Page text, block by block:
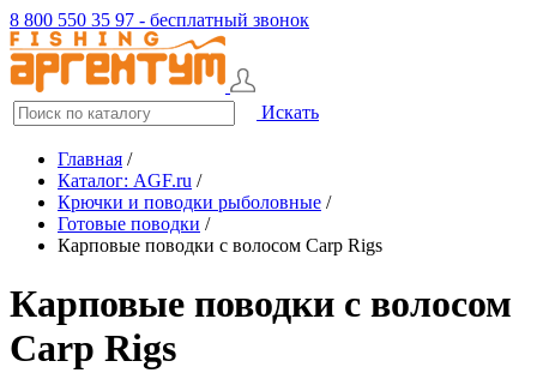
8 800 550 35 97 - бесплатный звонок
Искать
Главная /
Каталог: AGF.ru /
Крючки и поводки рыболовные /
Готовые поводки /
Карповые поводки с волосом Carp Rigs
Карповые поводки с волосом
Carp Rigs